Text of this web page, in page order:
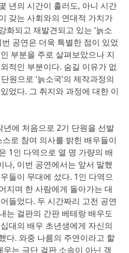
년의 시간이 흘러도, 아니 시간
갖는 사회와의 연대적 가치가
화되고 재발견되고 있는 ‘늙소
공연은 더욱 특별한 점이 있었
부분을 주로 살펴보았으나 지
적인 부분이다. 숨길 이유가 없
원으로 ‘늙소국’의 제작과정의
었다. 그 취지와 과정에 대한 이
년에 처음으로 2기 단원을 선발
로 참여 의사를 밝힌 배우들이
1인 다역으로 열 명 가량의 배
나, 이번 공연에서는 앞서 말했
들이 무대에 섰다. 1인 다역으
지며 한 사람에게 돌아가는 대
들었다. 두 시간짜리 고전 공연
는 걸판의 간판 베테랑 배우도
대의 배우 초년생에게 자신의
다. 와중 나름의 주연이라고 할
우는 극단 걸판 소속이 아닌 객